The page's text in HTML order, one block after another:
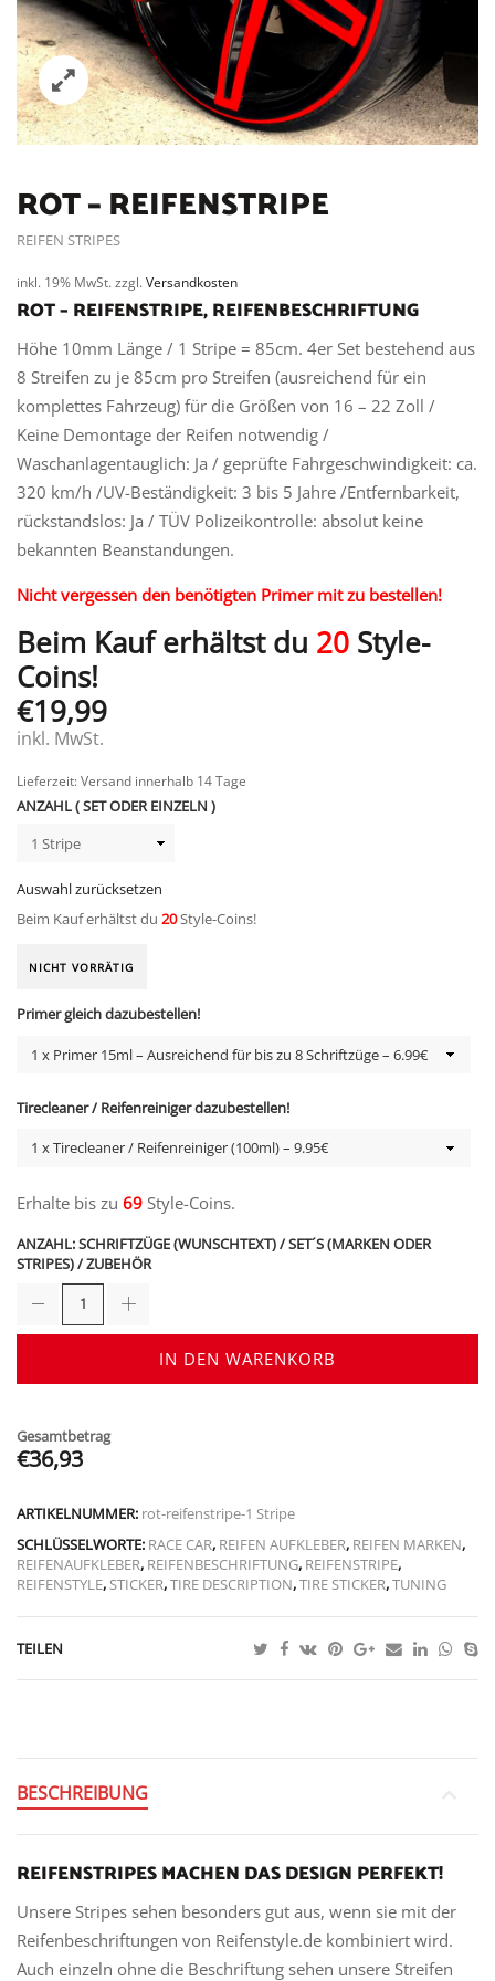
ROT – REIFENSTRIPE
REIFEN STRIPES
inkl. 19% MwSt.zzgl.Versandkosten
ROT – REIFENSTRIPE, REIFENBESCHRIFTUNG
Höhe 10mm Länge / 1 Stripe = 85cm. 4er Set bestehend aus
8 Streifen zu je 85cm pro Streifen (ausreichend für ein
komplettes Fahrzeug) für die Größen von 16 – 22 Zoll /
Keine Demontage der Reifen notwendig /
Waschanlagentauglich: Ja / geprüfte Fahrgeschwindigkeit: ca.
320 km/h /UV-Beständigkeit: 3 bis 5 Jahre /Entfernbarkeit,
rückstandslos: Ja / TÜV Polizeikontrolle: absolut keine
bekannten Beanstandungen.
Nicht vergessen den benötigten Primer mit zu bestellen!
Beim Kauf erhältst du 20 Style-
Coins!
€19,99
inkl. MwSt.
Lieferzeit: Versand innerhalb 14 Tage
ANZAHL ( SET ODER EINZELN )
Auswahl zurücksetzen
Beim Kauf erhältst du 20Style-Coins!
NICHT VORRÄTIG
Primer gleich dazubestellen!
Tirecleaner / Reifenreiniger dazubestellen!
Erhalte bis zu 69 Style-Coins.
ANZAHL: SCHRIFTZÜGE (WUNSCHTEXT) / SET´S (MARKEN ODER
STRIPES) / ZUBEHÖR
IN DEN WARENKORB
Gesamtbetrag
€36,93
ARTIKELNUMMER: rot-reifenstripe-1 Stripe
SCHLÜSSELWORTE: RACE CAR, REIFEN AUFKLEBER, REIFEN MARKEN,
REIFENAUFKLEBER, REIFENBESCHRIFTUNG, REIFENSTRIPE,
REIFENSTYLE,STICKER,TIRE DESCRIPTION,TIRE STICKER,TUNING
TEILEN
BESCHREIBUNG
REIFENSTRIPES MACHEN DAS DESIGN PERFEKT!
Unsere Stripes sehen besonders gut aus, wenn sie mit der
Reifenbeschriftungen von Reifenstyle.de kombiniert wird.
Auch einzeln ohne die Beschriftung sehen unsere Streifen